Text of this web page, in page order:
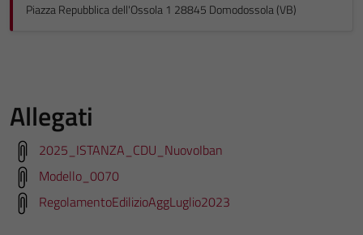
Piazza Repubblica dell'Ossola 1 28845 Domodossola (VB)
Allegati
2025_ISTANZA_CDU_NuovoIban
Modello_0070
RegolamentoEdilizioAggLuglio2023